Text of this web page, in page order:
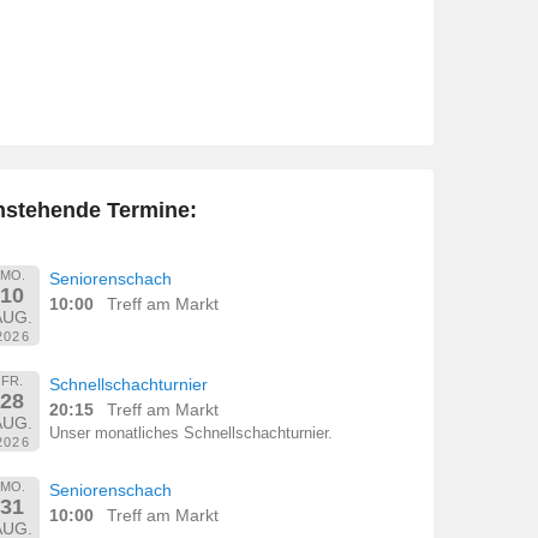
Termine:
MO.
10
Seniorenschach
10:00
Treff am Markt
FR.
28
Schnellschachturnier
20:15
Treff am Markt
Unser monatliches Schnellschachturnier.
MO.
31
Seniorenschach
10:00
Treff am Markt